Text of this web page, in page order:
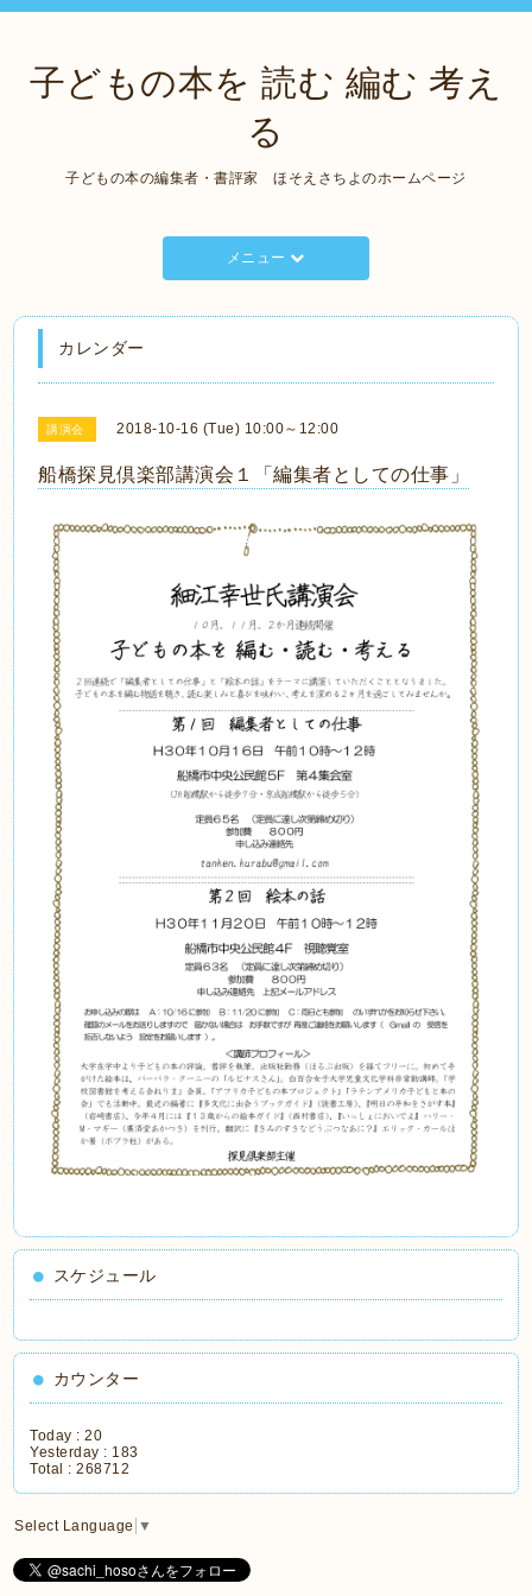
子どもの本を 読む 編む 考え
る
子どもの本の編集者・書評家 ほそえさちよのホームページ
メニュー
カレンダー
講演会 2018-10-16 (Tue) 10:00～12:00
船橋探見倶楽部講演会１「編集者としての仕事」
スケジュール
カウンター
Today :20
Yesterday : 183
Total :268712
Select Language ▼